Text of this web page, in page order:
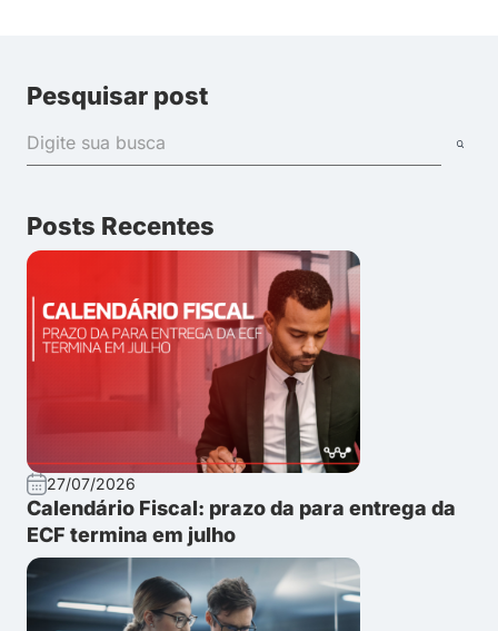
Pesquisar post
Posts Recentes
27/07/2026
Calendário Fiscal: prazo da para entrega da
ECF termina em julho